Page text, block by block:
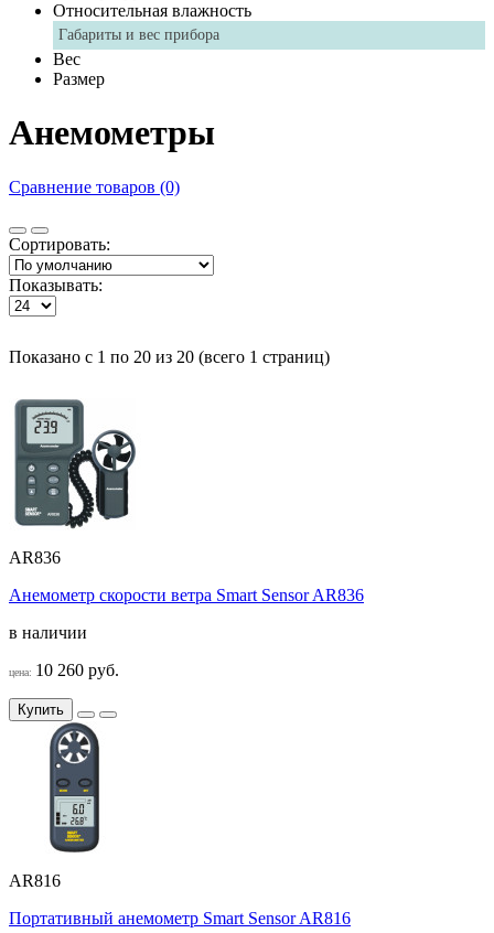
Относительная влажность
Габариты и вес прибора
Вес
Размер
Анемометры
Сравнение товаров (0)
Сортировать:
Показывать:
Показано с 1 по 20 из 20 (всего 1 страниц)
AR836
Анемометр скорости ветра Smart Sensor AR836
в наличии
цена: 10 260 руб.
Купить
AR816
Портативный анемометр Smart Sensor AR816